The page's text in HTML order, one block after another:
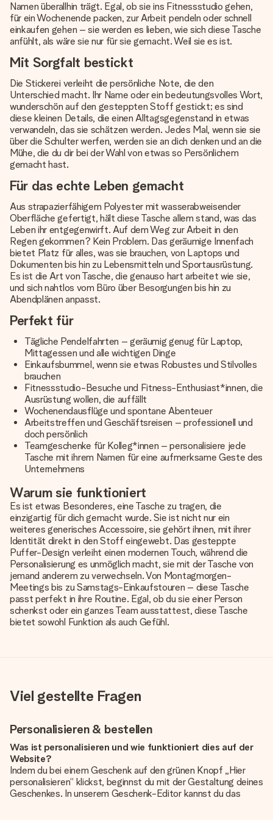
Namen überallhin trägt. Egal, ob sie ins Fitnessstudio gehen,
für ein Wochenende packen, zur Arbeit pendeln oder schnell
einkaufen gehen – sie werden es lieben, wie sich diese Tasche
anfühlt, als wäre sie nur für sie gemacht. Weil sie es ist.
Mit Sorgfalt bestickt
Die Stickerei verleiht die persönliche Note, die den
Unterschied macht. Ihr Name oder ein bedeutungsvolles Wort,
wunderschön auf den gesteppten Stoff gestickt; es sind
diese kleinen Details, die einen Alltagsgegenstand in etwas
verwandeln, das sie schätzen werden. Jedes Mal, wenn sie sie
über die Schulter werfen, werden sie an dich denken und an die
Mühe, die du dir bei der Wahl von etwas so Persönlichem
gemacht hast.
Für das echte Leben gemacht
Aus strapazierfähigem Polyester mit wasserabweisender
Oberfläche gefertigt, hält diese Tasche allem stand, was das
Leben ihr entgegenwirft. Auf dem Weg zur Arbeit in den
Regen gekommen? Kein Problem. Das geräumige Innenfach
bietet Platz für alles, was sie brauchen, von Laptops und
Dokumenten bis hin zu Lebensmitteln und Sportausrüstung.
Es ist die Art von Tasche, die genauso hart arbeitet wie sie,
und sich nahtlos vom Büro über Besorgungen bis hin zu
Abendplänen anpasst.
Perfekt für
Tägliche Pendelfahrten – geräumig genug für Laptop,
Mittagessen und alle wichtigen Dinge
Einkaufsbummel, wenn sie etwas Robustes und Stilvolles
brauchen
Fitnessstudio-Besuche und Fitness-Enthusiast*innen, die
Ausrüstung wollen, die auffällt
Wochenendausflüge und spontane Abenteuer
Arbeitstreffen und Geschäftsreisen – professionell und
doch persönlich
Teamgeschenke für Kolleg*innen – personalisiere jede
Tasche mit ihrem Namen für eine aufmerksame Geste des
Unternehmens
Warum sie funktioniert
Es ist etwas Besonderes, eine Tasche zu tragen, die
einzigartig für dich gemacht wurde. Sie ist nicht nur ein
weiteres generisches Accessoire, sie gehört ihnen, mit ihrer
Identität direkt in den Stoff eingewebt. Das gesteppte
Puffer-Design verleiht einen modernen Touch, während die
Personalisierung es unmöglich macht, sie mit der Tasche von
jemand anderem zu verwechseln. Von Montagmorgen-
Meetings bis zu Samstags-Einkaufstouren – diese Tasche
passt perfekt in ihre Routine. Egal, ob du sie einer Person
schenkst oder ein ganzes Team ausstattest, diese Tasche
bietet sowohl Funktion als auch Gefühl.
Viel gestellte Fragen
Personalisieren & bestellen
Was ist personalisieren und wie funktioniert dies auf der
Website?
Indem du bei einem Geschenk auf den grünen Knopf „Hier
personalisieren“ klickst, beginnst du mit der Gestaltung deines
Geschenkes. In unserem Geschenk-Editor kannst du das